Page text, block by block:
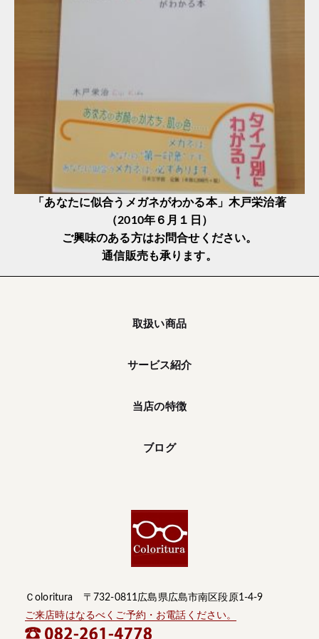
「あなたに似合うメガネがわかる本」木戸栄治著
（2010年６月１日）
ご興味のある方はお問合せください。
通信販売も承ります。
取扱い商品
サービス紹介
当店の特徴
ブログ
Ｃoloritura 〒732-0811広島県広島市南区段原1-4-9
ご来店時はなるべくご予約・お電話ください。